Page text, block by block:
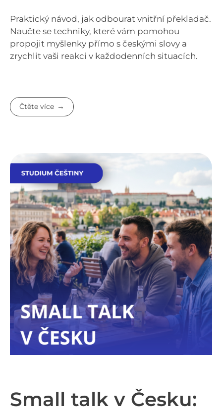
Praktický návod, jak odbourat vnitřní překladač.
Naučte se techniky, které vám pomohou
propojit myšlenky přímo s českými slovy a
zrychlit vaši reakci v každodenních situacích.
Čtěte více
Small talk v Česku: